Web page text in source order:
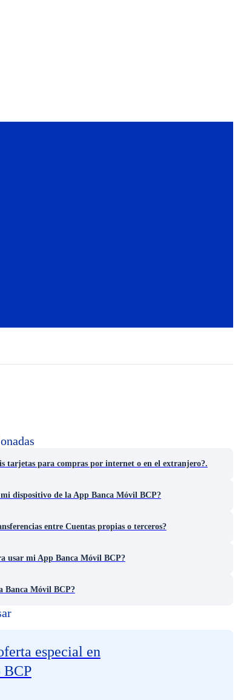
tarjetas para compras por internet o en el extranjero?.
dispositivo de la App Banca Móvil BCP?
entre Cuentas propias o terceros?
usar mi App Banca Móvil BCP?
Banca Móvil BCP?
especial en
BCP